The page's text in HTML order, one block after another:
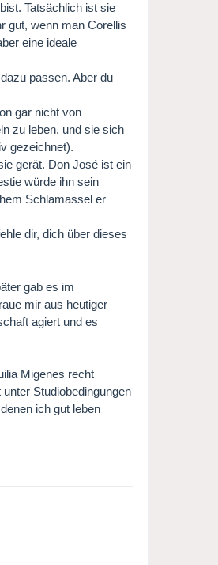
Tatsächlich ist sie
gut, wenn man Corellis
eine ideale
passen. Aber du
gar nicht von
zu leben, und sie sich
gezeichnet).
gerät. Don José ist ein
würde ihn sein
Schlamassel er
dir, dich über dieses
gab es im
mir aus heutiger
agiert und es
Migenes recht
Studiobedingungen
ich gut leben